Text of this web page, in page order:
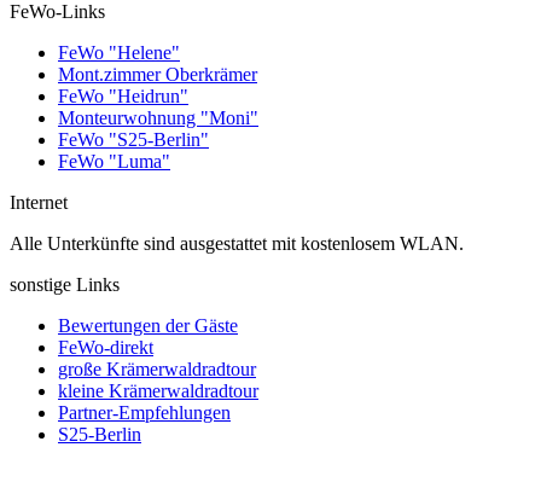
FeWo-Links
FeWo "Helene"
Mont.zimmer Oberkrämer
FeWo "Heidrun"
Monteurwohnung "Moni"
FeWo "S25-Berlin"
FeWo "Luma"
Internet
Alle Unterkünfte sind ausgestattet mit kostenlosem WLAN.
sonstige Links
Bewertungen der Gäste
FeWo-direkt
große Krämerwaldradtour
kleine Krämerwaldradtour
Partner-Empfehlungen
S25-Berlin